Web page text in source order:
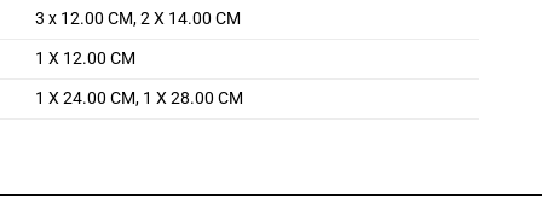
3 x 12.00 CM, 2 X 14.00 CM
1 X 12.00 CM
1 X 24.00 CM, 1 X 28.00 CM